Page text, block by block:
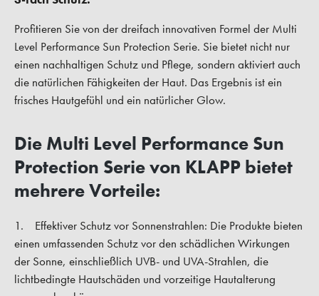
Profitieren Sie von der dreifach innovativen Formel der Multi
Level Performance Sun Protection Serie. Sie bietet nicht nur
einen nachhaltigen Schutz und Pflege, sondern aktiviert auch
die natürlichen Fähigkeiten der Haut. Das Ergebnis ist ein
frisches Hautgefühl und ein natürlicher Glow.
Die Multi Level Performance Sun
Protection Serie von KLAPP bietet
mehrere Vorteile:
1. Effektiver Schutz vor Sonnenstrahlen: Die Produkte bieten
einen umfassenden Schutz vor den schädlichen Wirkungen
der Sonne, einschließlich UVB- und UVA-Strahlen, die
lichtbedingte Hautschäden und vorzeitige Hautalterung